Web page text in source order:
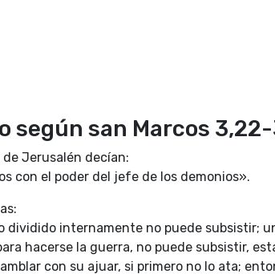
según san Marcos
Jerusalén decían:
con el poder del jefe de los demonios».
dividido internamente no puede subsistir;
hacerse la guerra, no puede subsistir,
con su ajuar, si primero no lo ata;